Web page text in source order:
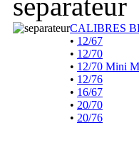
CALIBRES
• 12/67
• 12/70
• 12/70 Mini
• 12/76
• 16/67
• 20/70
• 20/76